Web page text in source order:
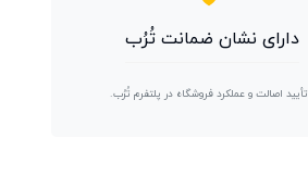
دارای نشان ضمانت تُرُب
تأیید اصالت و عملکرد فروشگاه در پلتفرم تُرُب.